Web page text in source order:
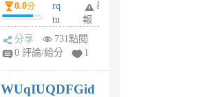
0.0分
rq
tn
jt
gl
個
舉
報
分享
731點閱
0 評論/給分
1
WUqIUQDFGid